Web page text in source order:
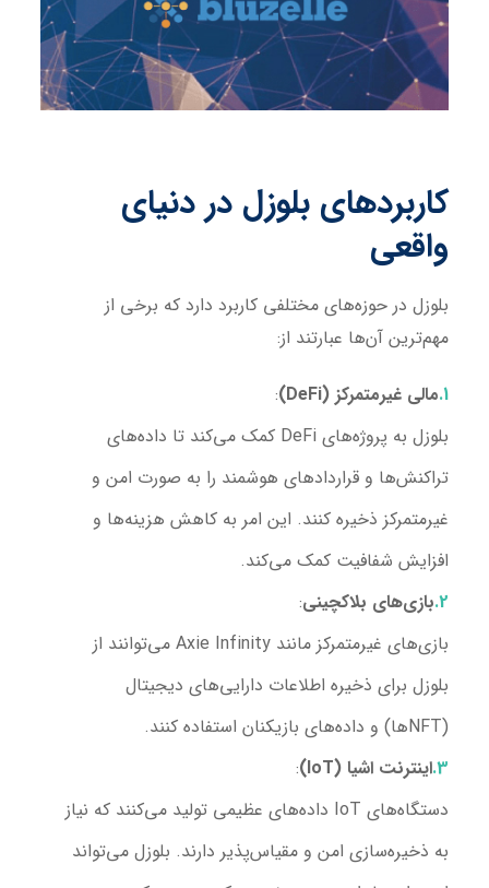
کاربردهای بلوزل در دنیای
واقعی
بلوزل در حوزه‌های مختلفی کاربرد دارد که برخی از
مهم‌ترین آن‌ها عبارتند از:
مالی غیرمتمرکز (DeFi)
:
بلوزل به پروژه‌های DeFi کمک می‌کند تا داده‌های
تراکنش‌ها و قراردادهای هوشمند را به صورت امن و
غیرمتمرکز ذخیره کنند. این امر به کاهش هزینه‌ها و
افزایش شفافیت کمک می‌کند.
بازی‌های بلاکچینی:
بازی‌های غیرمتمرکز مانند Axie Infinity می‌توانند از
بلوزل برای ذخیره اطلاعات دارایی‌های دیجیتال
(NFTها) و داده‌های بازیکنان استفاده کنند.
اینترنت اشیا (IoT)
:
دستگاه‌های IoT داده‌های عظیمی تولید می‌کنند که نیاز
به ذخیره‌سازی امن و مقیاس‌پذیر دارند. بلوزل می‌تواند